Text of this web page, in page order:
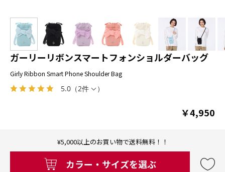
5.0 （2件 ）
ガーリーリボンスマートフォンショルダーバッグ
Girly Ribbon Smart Phone Shoulder Bag
￥4,950
¥5,000以上のお買い物で送料無料！！
カラー・サイズを選ぶ